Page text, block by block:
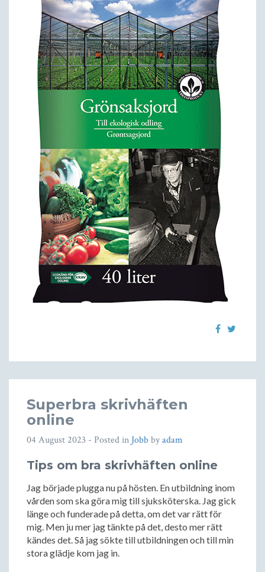
Superbra skrivhäften
online
04 August 2023 - Posted in Jobbbyadam
Tips om bra skrivhäften online
Jag började plugga nu på hösten. En utbildning inom
vården som ska göra mig till sjuksköterska. Jag gick
länge och funderade på detta, om det var rätt för
mig. Men ju mer jag tänkte på det, desto mer rätt
kändes det. Så jag sökte till utbildningen och till min
stora glädje kom jag in.